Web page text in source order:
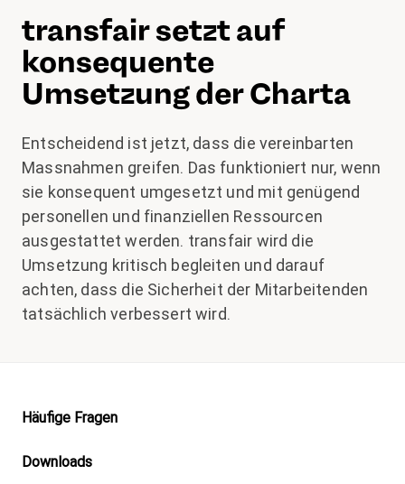
transfair setzt auf
konsequente
Umsetzung der Charta
Entscheidend ist jetzt, dass die vereinbarten
Massnahmen greifen. Das funktioniert nur, wenn
sie konsequent umgesetzt und mit genügend
personellen und finanziellen Ressourcen
ausgestattet werden. transfair wird die
Umsetzung kritisch begleiten und darauf
achten, dass die Sicherheit der Mitarbeitenden
tatsächlich verbessert wird.
Footer
Häufige Fragen
Downloads